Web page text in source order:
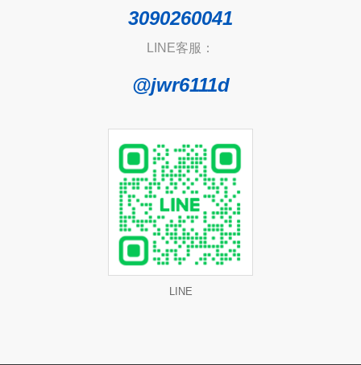
3090260041
LINE客服：
@jwr6111d
LINE